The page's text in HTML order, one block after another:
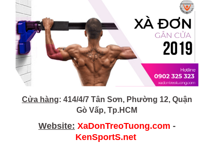
Cửa hàng: 414/4/7 Tân Sơn, Phường 12, Quận
Gò Vấp, Tp.HCM
Website: XaDonTreoTuong.com -
KenSportS.net